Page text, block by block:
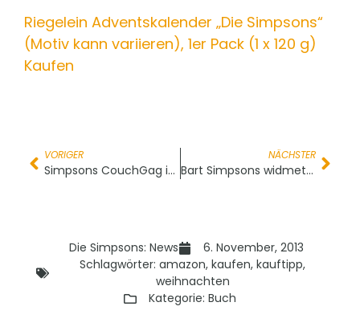
Riegelein Adventskalender „Die Simpsons“
(Motiv kann variieren), 1er Pack (1 x 120 g)
Kaufen
VORIGER
Simpsons CouchGag im The Hobbit Style
NÄCHSTER
Bart Simpsons widmet Tafelgag Edna Krabappel
Die Simpsons: News
6. November, 2013
Schlagwörter: amazon, kaufen, kauftipp,
weihnachten
Kategorie: Buch